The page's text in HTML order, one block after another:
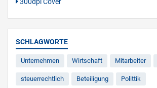
SCHLAGWORTE
Unternehmen Wirtschaft Mitarbeiter
steuerrechtlich Beteiligung Polittik